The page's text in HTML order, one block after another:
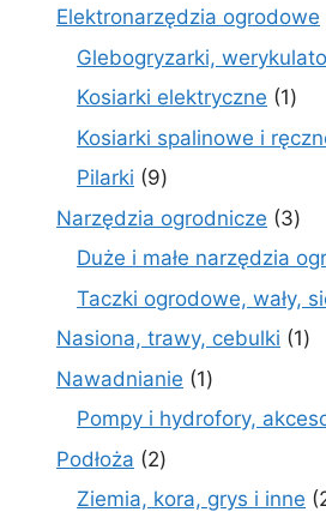
produktów
Elektronarzędzia ogrodowe
Glebogryzarki,
Kosiarki elektryczne 11
Kosiarki spalinowe i
Pilarki 99
produktów
Narzędzia ogrodnicze 33
Duże i małe narzędzia
Taczki ogrodowe, wały,
Nasiona, trawy, cebulki 11
Nawadnianie 11
produkt
Pompy i hydrofory,
Podłoża 22
Ziemia, kora, grys i inne